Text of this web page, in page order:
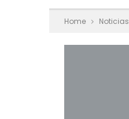
Home Noticias